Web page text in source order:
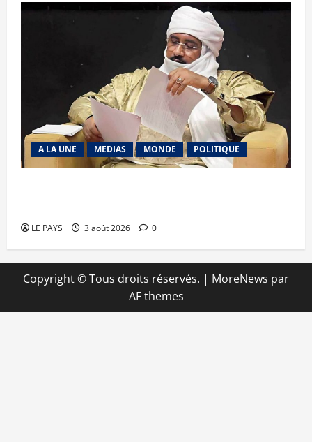
A LA UNE MEDIAS MONDE POLITIQUE
LE PAYS 3 août 2026 0
Copyright © Tous droits réservés. | MoreNews par
AF themes